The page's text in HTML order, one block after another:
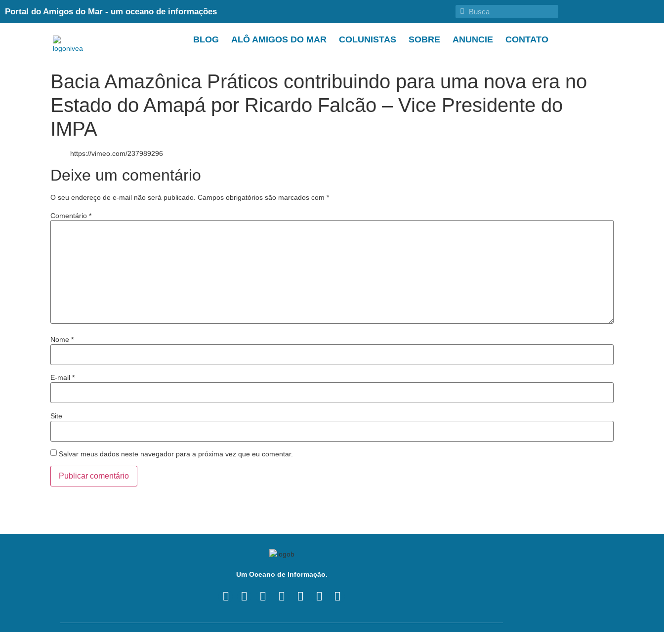
Portal do Amigos do Mar - um oceano de informações
BLOG ALÔ AMIGOS DO MAR COLUNISTAS SOBRE ANUNCIE CONTATO
Bacia Amazônica Práticos contribuindo para uma nova era no
Estado do Amapá por Ricardo Falcão – Vice Presidente do
IMPA
https://vimeo.com/237989296
Deixe um comentário
O seu endereço de e-mail não será publicado. Campos obrigatórios são marcados com *
Comentário *
Nome *
E-mail *
Site
Salvar meus dados neste navegador para a próxima vez que eu comentar.
Um Oceano de Informação.